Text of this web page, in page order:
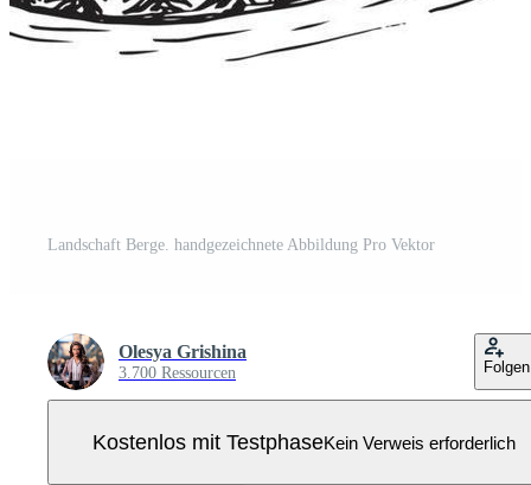
Landschaft Berge. handgezeichnete Abbildung Pro Vektor
Olesya Grishina
3.700 Ressourcen Folgen
Kostenlos mit TestphaseKein Verweis erforderlich